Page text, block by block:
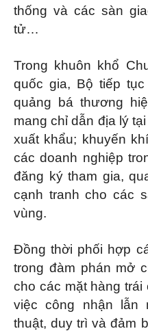
thống và các sàn
tử…
Trong khuôn khổ
quốc gia, Bộ tiếp
quảng bá thương
mang chỉ dẫn địa lý
xuất khẩu; khuyến
các doanh nghiệp
đăng ký tham gia,
cạnh tranh cho các
vùng.
Đồng thời phối hợp
trong đàm phán mở
cho các mặt hàng
việc công nhận lẫn
thuật, duy trì và đảm